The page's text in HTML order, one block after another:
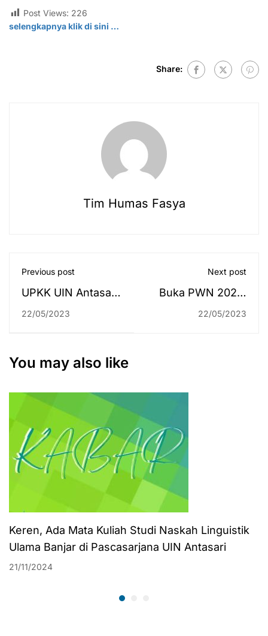
Post Views: 226
selengkapnya klik di sini …
Share:
Tim Humas Fasya
Previous post
UPKK UIN Antasari
Ajak Mahasiswa
22/05/2023
Next post
Buka PWN 2023,
Menag: Pramuka
22/05/2023
You may also like
Keren, Ada Mata Kuliah Studi Naskah Linguistik
Ulama Banjar di Pascasarjana UIN Antasari
21/11/2024